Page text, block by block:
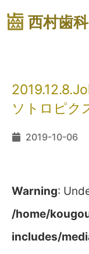
西村歯
ソトロピ
2019-10-06
Warning:
/home/
includes/